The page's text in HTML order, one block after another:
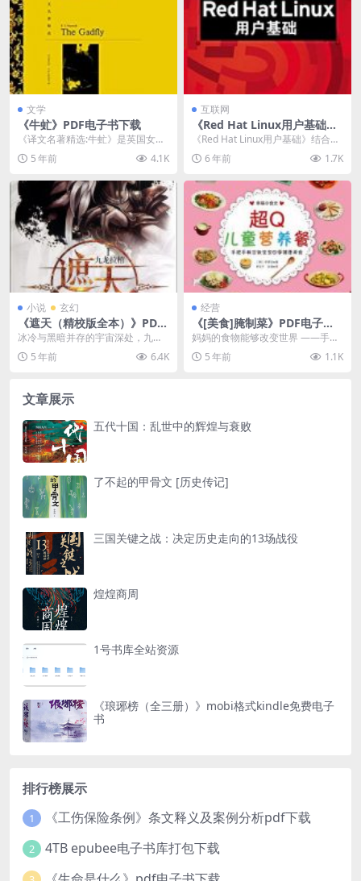
文学
《牛虻》PDF电子书下载
《译文名著精选:牛虻》是英国女作
家伏尼契的代表作，20世纪50年代
引进中国后风靡...
5 年前 4.1K
互联网
《Red Hat Linux用户基础》
PDF电子书下载
《Red Hat Linux用户基础》结合最
新红帽企业版Linux5（RHEL5...
6 年前 1.7K
小说 玄幻
《遮天（精校版全本）》PDF
电子书下载
冰冷与黑暗并存的宇宙深处，九具
庞大的龙尸拉着一口青铜古棺,恒古
长存。 这是太空探...
5 年前 6.4K
经营
《[美食]腌制菜》PDF电子书
下载
妈妈的食物能够改变世界 ——手把
手教您做宝宝四季健康美食 Spring
万物复苏...
5 年前 1.1K
文章展示
五代十国：乱世中的辉煌与衰败
了不起的甲骨文 [历史传记]
三国关键之战：决定历史走向的13场战役
煌煌商周
1号书库全站资源
《琅琊榜（全三册）》mobi格式kindle免费电子
书
排行榜展示
1 《工伤保险条例》条文释义及案例分析pdf下载
2 4TB epubee电子书库打包下载